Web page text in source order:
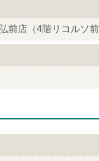
前店（4階リコルソ前